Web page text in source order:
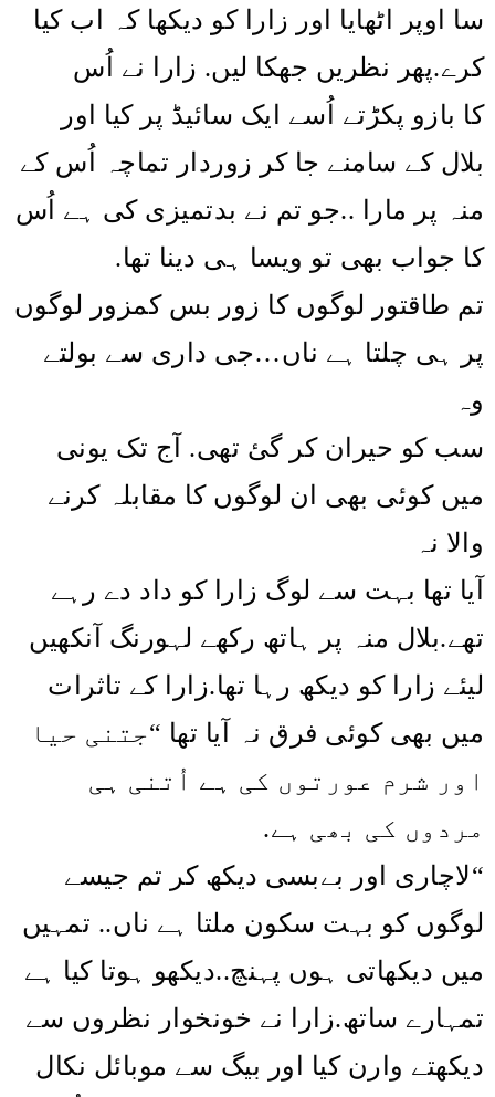
سا اوپر اٹھایا اور زارا کو دیکھا کہ اب کیا
کرے.پھر نظریں جھکا لیں. زارا نے اُس
کا بازو پکڑتے اُسے ایک سائیڈ پر کیا اور
بلال کے سامنے جا کر زوردار تماچہ اُس کے
منہ پر مارا
..جو تم نے بدتمیزی کی ہے اُس
کا جواب بھی تو ویسا ہی دینا تھا.
تم طاقتور لوگوں کا زور بس کمزور لوگوں
پر ہی چلتا ہے ناں…جی داری سے بولتے
وہ
سب کو حیران کر گئ تھی. آج تک یونی
میں کوئی بھی ان لوگوں کا مقابلہ کرنے
والا نہ
آیا تھا بہت سے لوگ زارا کو داد دے رہے
تھے.بلال منہ پر ہاتھ رکھے لہورنگ آنکھیں
لیئے زارا کو دیکھ رہا تھا.زارا کے تاثرات
میں بھی کوئی فرق نہ آیا تھا “جتنی حیا
اور شرم عورتوں کی ہے اُتنی ہی
مردوں کی بھی ہے.
“لاچاری اور بےبسی دیکھ کر تم جیسے
لوگوں کو بہت سکون ملتا ہے ناں.. تمہیں
میں دیکھاتی ہوں پہنچ..دیکھو ہوتا کیا ہے
تمہارے ساتھ.زارا نے خونخوار نظروں سے
دیکھتے وارن کیا اور بیگ سے موبائل نکال